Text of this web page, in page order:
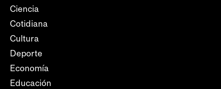
Ciencia
Cotidiana
Cultura
Deporte
Economía
Educación